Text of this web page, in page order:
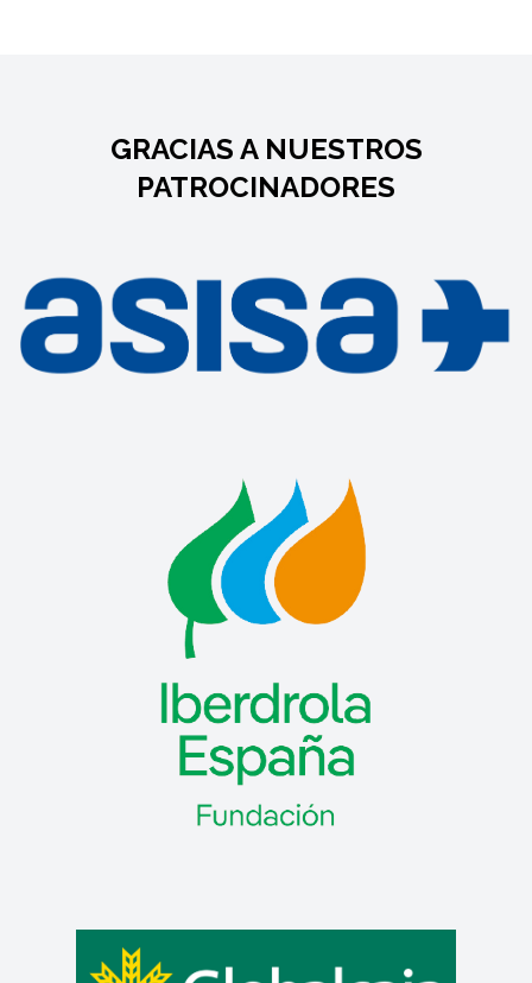
GRACIAS A NUESTROS
PATROCINADORES